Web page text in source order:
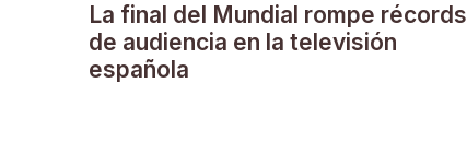
La final del Mundial rompe récords
de audiencia en la televisión
española